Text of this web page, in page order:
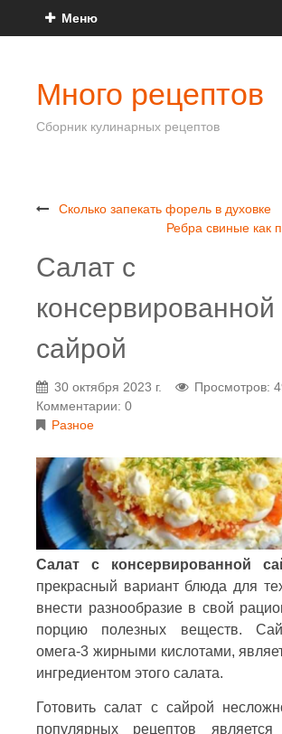
Меню
Много рецептов
Сборник кулинарных рецептов
Сколько запекать форель в духовке
Ребра свиные как
Салат с
консервированной
сайрой
30 октября 2023 г.
Просмотров:
Комментарии: 0
Разное
Салат с консервированной
прекрасный вариант блюда для
внести разнообразие в свой
порцию полезных веществ.
омега-3 жирными кислотами,
ингредиентом этого салата.
Готовить салат с сайрой
популярных рецептов является